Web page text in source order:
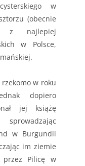
w
(obecnie
z najlepiej
w Polsce,
w roku
dopiero
jej książę
w Burgundii
im ziemie
przez Pilicę w